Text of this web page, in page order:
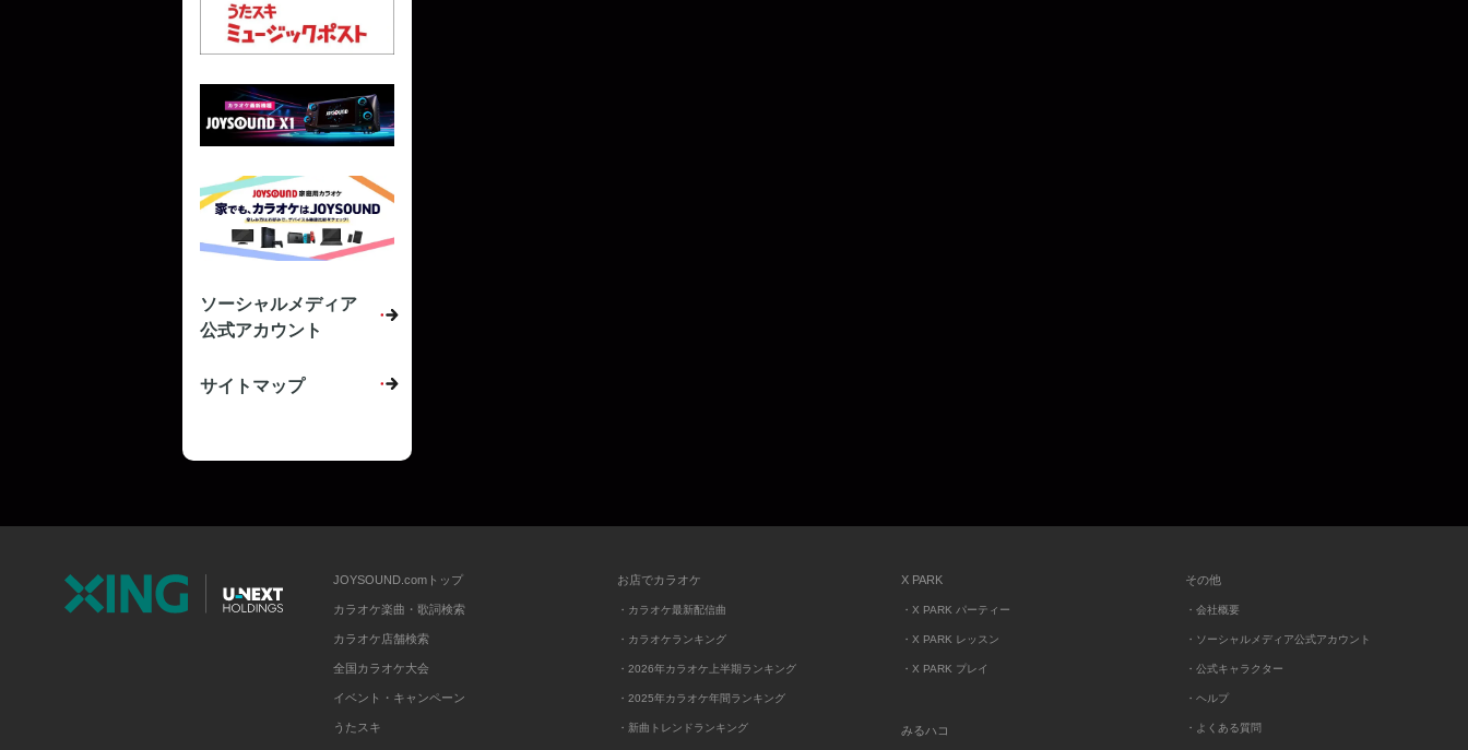
ソーシャルメディア
公式アカウント
サイトマップ
JOYSOUND.comトップ
カラオケ楽曲・歌詞検索
カラオケ店舗検索
全国カラオケ大会
イベント・キャンペーン
うたスキ
お店でカラオケ
・カラオケ最新配信曲
・カラオケランキング
・2026年カラオケ上半期ランキング
・2025年カラオケ年間ランキング
・新曲トレンドランキング
X PARK
・X PARK パーティー
・X PARK レッスン
・X PARK プレイ
みるハコ
その他
・会社概要
・ソーシャルメディア公式アカウント
・公式キャラクター
・ヘルプ
・よくある質問